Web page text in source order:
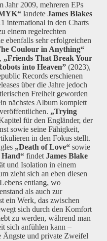
Jahr 2009, mehreren EPs
landete James Blakes
international in den Charts
einem regelrechten
ebenfalls sehr erfolgreichen
Coulour in Anything“
„Friends That Break Your
into Heaven” (2023),
Records erschienen
über die Jahre jedoch
Freiheit geworden
nächstes Album komplett
„Trying
für den Engländer, der
sowie seine Fähigkeit,
in den Fokus stellt.
„Death of Love“ sowie
findet James Blake
und Isolation in einem
zieht sich an eben diesen
entlang, wo
als auch zur
ein Werk, das zwischen
sich durch den Komfort
zu werden, während man
sich anfühlen kann –
Ängste und private Zweifel